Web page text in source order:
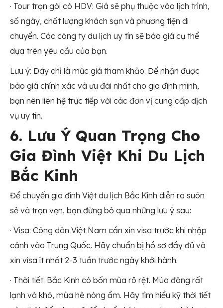
· Tour trọn gói có HDV: Giá sẽ phụ thuộc vào lịch trình,
số ngày, chất lượng khách sạn và phương tiện di
chuyển. Các công ty du lịch uy tín sẽ báo giá cụ thể
dựa trên yêu cầu của bạn.
Lưu ý: Đây chỉ là mức giá tham khảo. Để nhận được
báo giá chính xác và ưu đãi nhất cho gia đình mình,
bạn nên liên hệ trực tiếp với các đơn vị cung cấp dịch
vụ uy tín.
6. Lưu Ý Quan Trọng Cho
Gia Đình Việt Khi Du Lịch
Bắc Kinh
Để chuyến gia đình Việt du lịch Bắc Kinh diễn ra suôn
sẻ và trọn vẹn, bạn đừng bỏ qua những lưu ý sau:
· Visa: Công dân Việt Nam cần xin visa trước khi nhập
cảnh vào Trung Quốc. Hãy chuẩn bị hồ sơ đầy đủ và
xin visa ít nhất 2-3 tuần trước ngày khởi hành.
· Thời tiết: Bắc Kinh có bốn mùa rõ rệt. Mùa đông rất
lạnh và khô, mùa hè nóng ẩm. Hãy tìm hiểu kỹ thời tiết